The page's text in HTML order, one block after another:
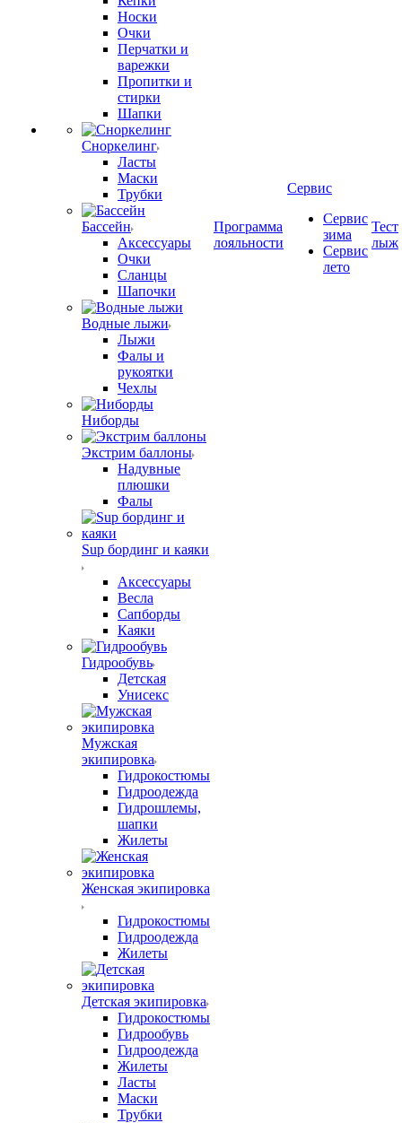
Носки
Очки
Перчатки и
варежки
Пропитки и
стирки
Шапки
Сноркелинг
Ласты
Маски
Трубки
Бассейн
Аксессуары
Очки
Сланцы
Шапочки
Водные лыжи
Лыжи
Фалы и
рукоятки
Чехлы
Ниборды
Экстрим баллоны
Надувные
плюшки
Фалы
Sup бординг и каяки
Аксессуары
Весла
Сапборды
Каяки
Гидрообувь
Детская
Унисекс
Мужская
экипировка
Гидрокостюмы
Гидроодежда
Гидрошлемы,
шапки
Жилеты
Женская экипировка
Гидрокостюмы
Гидроодежда
Жилеты
Детская экипировка
Гидрокостюмы
Гидрообувь
Гидроодежда
Жилеты
Ласты
Маски
Трубки
Программа
лояльности
Сервис
Сервис
зима
Сервис
лето
Тест
лыж